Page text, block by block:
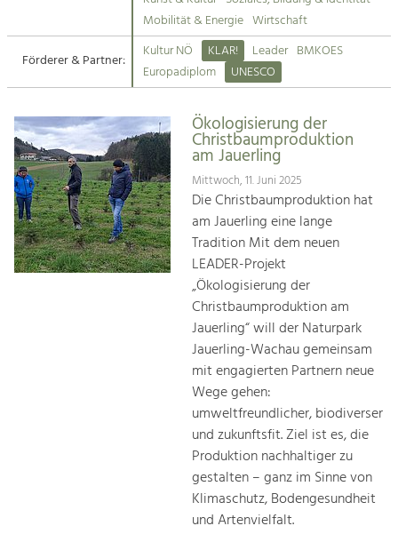
Suche
Impressum
Kontakt
Tourismus
Angebotsentwicklung und
Kunst & Kultur
Handwerk, Wissenschaft und Forschung.
Soziales, Bildung &
Identität
Gleichberechtigung, Jugend und
Integration
Mobilität & Energie
Klimawandel, öffentlicher Verkehr und
Steigerung regionaler Wertschöpfung
Mobilität & Energie Wirtschaft
Förderer & Partner:
Kultur NÖ KLAR! Leader BMKOES
Europadiplom
UNESCO
Ökologisierung der
Christbaumproduktion
am Jauerling
Mittwoch, 11. Juni 2025
Die Christbaumproduktion hat
am Jauerling eine lange
Tradition Mit dem neuen
LEADER-Projekt
„Ökologisierung der
Christbaumproduktion am
Jauerling“ will der Naturpark
Jauerling-Wachau gemeinsam
mit engagierten Partnern neue
Wege gehen:
umweltfreundlicher, biodiverser
und zukunftsfit. Ziel ist es, die
Produktion nachhaltiger zu
gestalten – ganz im Sinne von
Klimaschutz, Bodengesundheit
und Artenvielfalt.